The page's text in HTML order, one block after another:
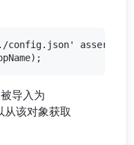
config.json' assert {
导入为
从该对象获取